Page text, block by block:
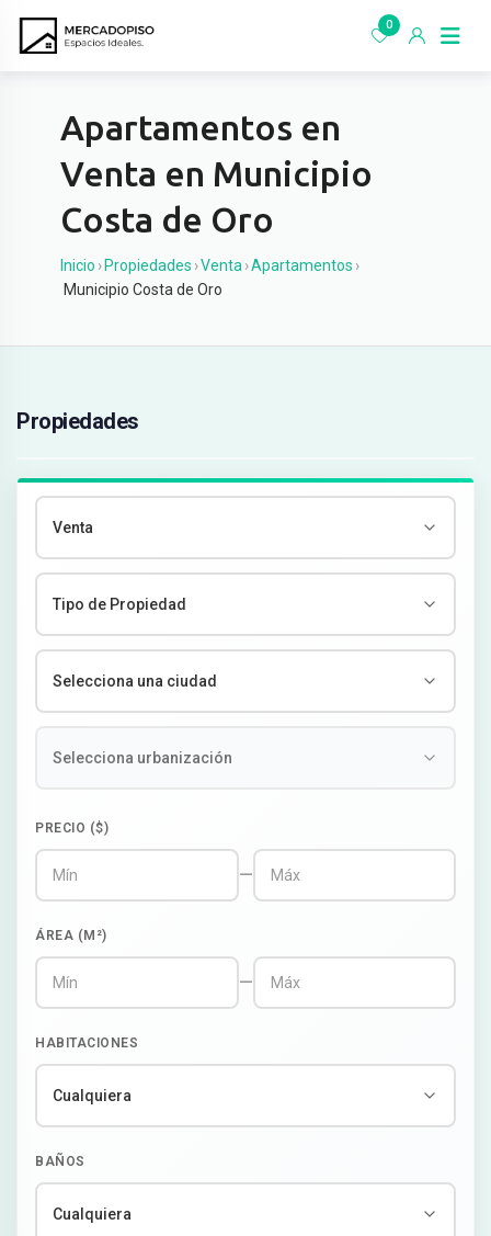
0
Apartamentos en
Venta en Municipio
Costa de Oro
Inicio › Propiedades ›Venta ›Apartamentos ›
Municipio Costa de Oro
Propiedades
PRECIO ($)
—
ÁREA (M²)
—
HABITACIONES
BAÑOS